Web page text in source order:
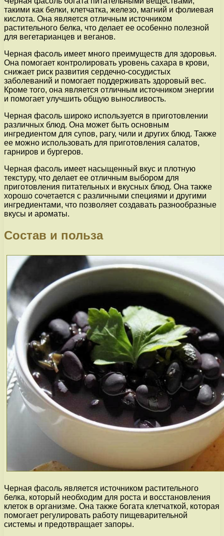
такими как белки, клетчатка, железо, магний и фолиевая
кислота. Она является отличным источником
растительного белка, что делает ее особенно полезной
для вегетарианцев и веганов.
Черная фасоль имеет много преимуществ для здоровья.
Она помогает контролировать уровень сахара в крови,
снижает риск развития сердечно-сосудистых
заболеваний и помогает поддерживать здоровый вес.
Кроме того, она является отличным источником энергии
и помогает улучшить общую выносливость.
Черная фасоль широко используется в приготовлении
различных блюд. Она может быть основным
ингредиентом для супов, рагу, чили и других блюд. Также
ее можно использовать для приготовления салатов,
гарниров и бургеров.
Черная фасоль имеет насыщенный вкус и плотную
текстуру, что делает ее отличным выбором для
приготовления питательных и вкусных блюд. Она также
хорошо сочетается с различными специями и другими
ингредиентами, что позволяет создавать разнообразные
вкусы и ароматы.
Состав и польза
Черная фасоль является источником растительного
белка, который необходим для роста и восстановления
клеток в организме. Она также богата клетчаткой, которая
помогает регулировать работу пищеварительной
системы и предотвращает запоры.